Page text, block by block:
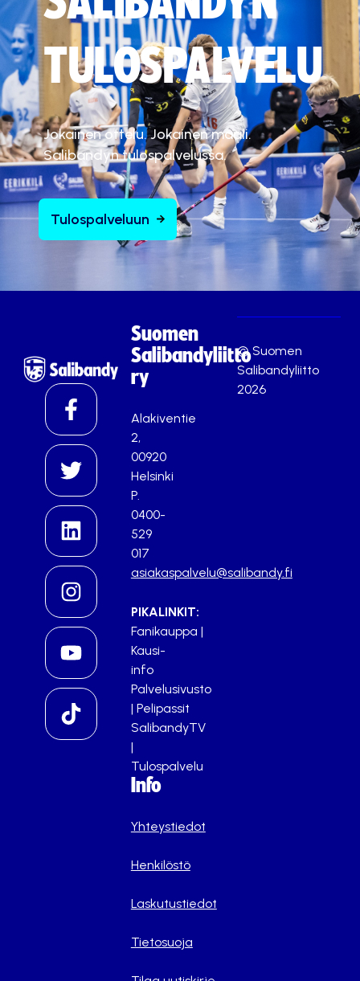
TULOSPALVELU
Jokainen ottelu. Jokainen maali.
Salibandyn tulospalvelussa.
Tulospalveluun
Suomen
Salibandyliitto
ry
Alakiventie
2,
00920
Helsinki
P.
0400-
529
017
asiakaspalvelu@salibandy.fi
PIKALINKIT:
Fanikauppa |
Kausi-
info
Palvelusivusto
| Pelipassit
SalibandyTV
|
Tulospalvelu
Info
Yhteystiedot
Henkilöstö
Laskutustiedot
Tietosuoja
© Suomen
Salibandyliitto
2026